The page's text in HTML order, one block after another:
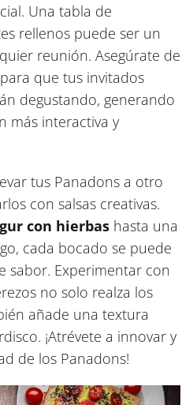
Una tabla de
rellenos puede ser un
reunión. Asegúrate de
que tus invitados
degustando, generando
más interactiva y
tus Panadons a otro
con salsas creativas.
con hierbas hasta una
cada bocado se puede
sabor. Experimentar con
no solo realza los
añade una textura
¡Atrévete a innovar y
de los Panadons!